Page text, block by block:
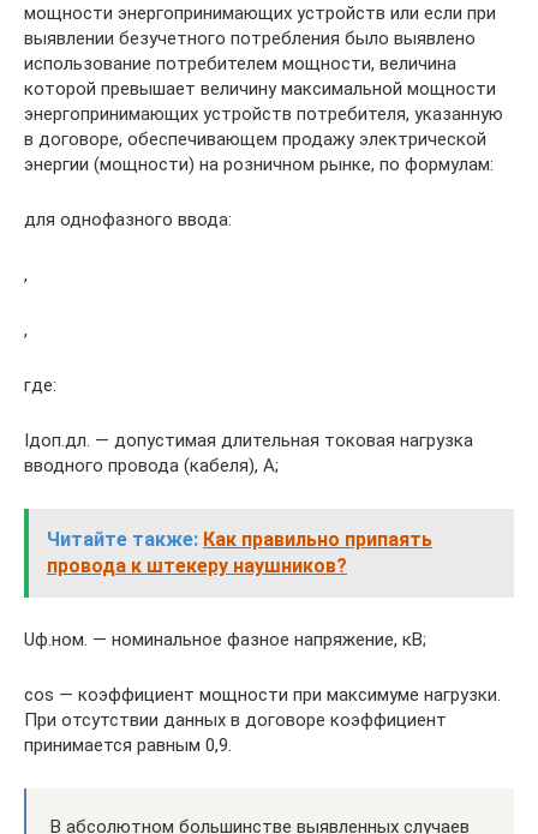
мощности энергопринимающих устройств или если при
выявлении безучетного потребления было выявлено
использование потребителем мощности, величина
которой превышает величину максимальной мощности
энергопринимающих устройств потребителя, указанную
в договоре, обеспечивающем продажу электрической
энергии (мощности) на розничном рынке, по формулам:
для однофазного ввода:
,
,
где:
Iдоп.дл. — допустимая длительная токовая нагрузка
вводного провода (кабеля), А;
Читайте также: Как правильно припаять
провода к штекеру наушников?
Uф.ном. — номинальное фазное напряжение, кВ;
cos — коэффициент мощности при максимуме нагрузки.
При отсутствии данных в договоре коэффициент
принимается равным 0,9.
В абсолютном большинстве выявленных случаев